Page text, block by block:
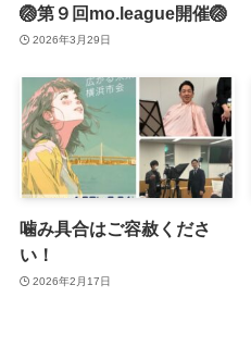
🏐第９回mo.league開催🏐
2026年3月29日
噛み具合はご容赦くださ
い！
2026年2月17日